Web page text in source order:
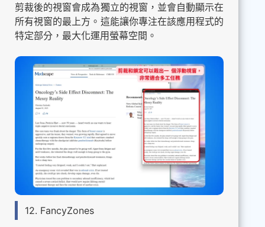
剪裁後的視窗會成為獨立的視窗，並會自動顯示在
所有視窗的最上方。這能讓你專注在該應用程式的
特定部分，最大化運用螢幕空間。
12. FancyZones